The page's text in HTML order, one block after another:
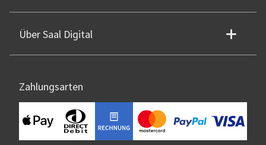
Über Saal Digital
Zahlungsarten